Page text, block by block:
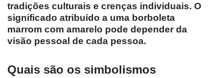
tradições culturais e crenças individuais. O
significado atribuído a uma borboleta
marrom com amarelo pode depender da
visão pessoal de cada pessoa.
Quais são os simbolismos